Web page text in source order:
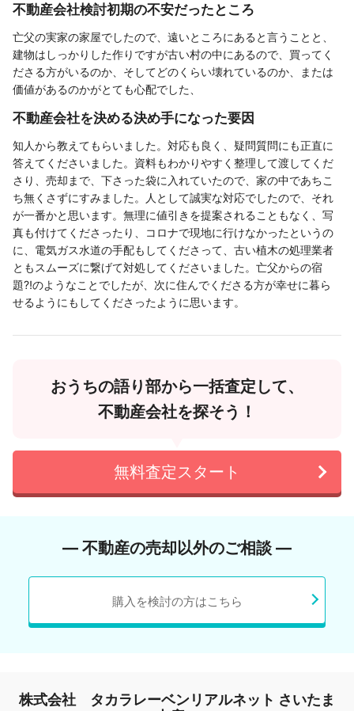
不動産会社検討初期の不安だったところ
亡父の実家の家屋でしたので、遠いところにあると言うことと、
建物はしっかりした作りですが古い村の中にあるので、買ってく
ださる方がいるのか、そしてどのくらい壊れているのか、または
価値があるのかがとても心配でした、
不動産会社を決める決め手になった要因
知人から教えてもらいました。対応も良く、疑問質問にも正直に
答えてくださいました。資料もわかりやすく整理して渡してくだ
さり、売却まで、下さった袋に入れていたので、家の中であちこ
ち無くさずにすみました。人として誠実な対応でしたので、それ
が一番かと思います。無理に値引きを提案されることもなく、写
真も付けてくださったり、コロナで現地に行けなかったというの
に、電気ガス水道の手配もしてくださって、古い植木の処理業者
ともスムーズに繋げて対処してくださいました。亡父からの宿
題⁈のようなことでしたが、次に住んでくださる方が幸せに暮ら
せるようにもしてくださったように思います。
おうちの語り部から一括査定して、
不動産会社を探そう！
無料査定スタート
― 不動産の売却以外のご相談 ―
購入を検討の方はこちら
株式会社 タカラレーベンリアルネット さいたま